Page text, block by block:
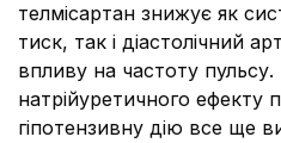
телмісартан знижує як
тиск, так і діастолічний
впливу на частоту
натрійуретичного ефекту
гіпотензивну дію все ще